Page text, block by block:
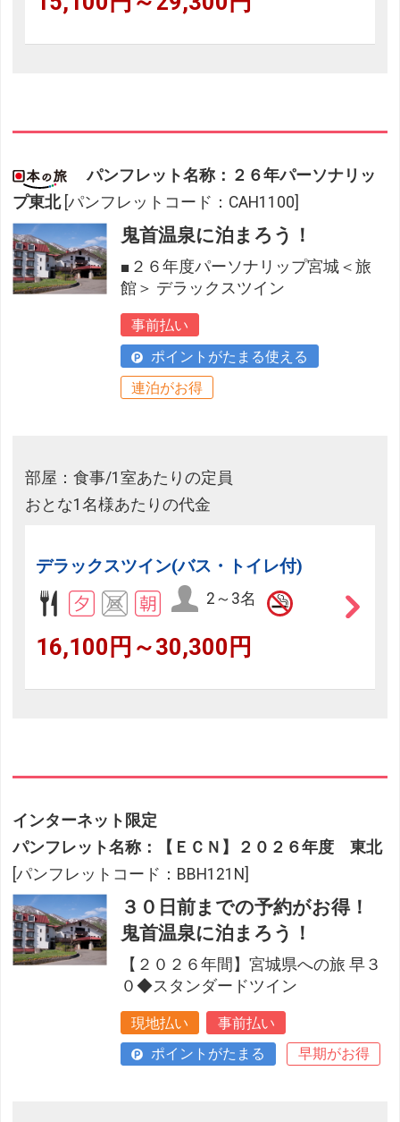
パンフレット名称：２６年パーソナリッ
プ東北 [パンフレットコード：CAH1100]
鬼首温泉に泊まろう！
■２６年度パーソナリップ宮城＜旅
館＞ デラックスツイン
事前払い
ポイントがたまる使える
連泊がお得
部屋：食事/1室あたりの定員
おとな1名様あたりの代金
デラックスツイン(バス・トイレ付)
2～3名
16,100円～30,300円
インターネット限定
パンフレット名称：【ＥＣＮ】２０２６年度 東北
[パンフレットコード：BBH121N]
３０日前までの予約がお得！
鬼首温泉に泊まろう！
【２０２６年間】宮城県への旅 早３
０◆スタンダードツイン
現地払い
事前払い
ポイントがたまる
早期がお得